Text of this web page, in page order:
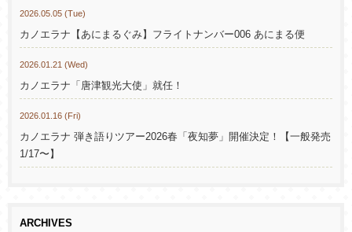
2026.05.05 (Tue)
カノエラナ【あにまるぐみ】フライトナンバー006 あにまる便
2026.01.21 (Wed)
カノエラナ「唐津観光大使」就任！
2026.01.16 (Fri)
カノエラナ 弾き語りツアー2026春「夜知夢」開催決定！【一般発売
1/17〜】
ARCHIVES